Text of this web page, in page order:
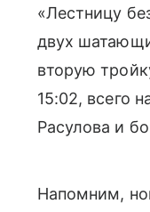
«Лестницу
двух
вторую
15:02, всего
Расулова и
Напомним,